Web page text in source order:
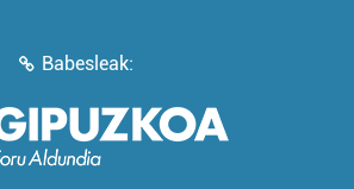
Babesleak: